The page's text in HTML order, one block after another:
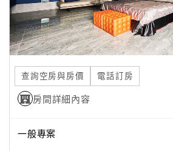
上
客
服
紅
利
查
查詢空房與房價 電話訂房
房間詳細內容
一般專案